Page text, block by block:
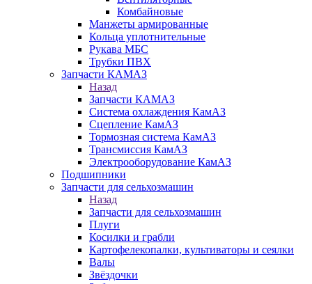
Комбайновые
Манжеты армированные
Кольца уплотнительные
Рукава МБС
Трубки ПВХ
Запчасти КАМАЗ
Назад
Запчасти КАМАЗ
Система охлаждения КамАЗ
Сцепление КамАЗ
Тормозная система КамАЗ
Трансмиссия КамАЗ
Электрооборудование КамАЗ
Подшипники
Запчасти для сельхозмашин
Назад
Запчасти для сельхозмашин
Плуги
Косилки и грабли
Картофелекопалки, культиваторы и сеялки
Валы
Звёздочки